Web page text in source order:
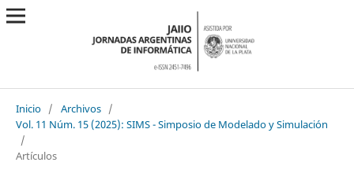
Inicio / Archivos /
Vol. 11 Núm. 15 (2025): SIMS - Simposio de Modelado y Simulación
/
Artículos